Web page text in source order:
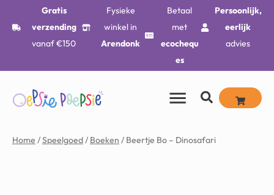
Gratis
verzending
vanaf €150
Fysieke
winkel in
Arendonk
Betaal
met
ecochequ
es
Persoonlijk,
eerlijk
advies
Home /Speelgoed/ Boeken / Beertje Bo – Dinosafari